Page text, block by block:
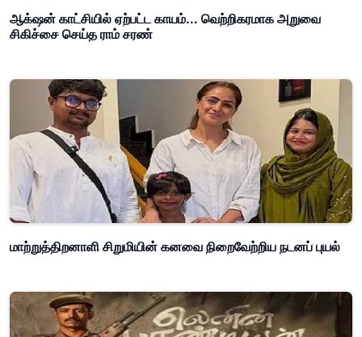
ஆக்‌ஷன் காட்சியில் ஏற்பட்ட காயம்... வெற்றிகரமாக அறுவை
சிகிச்சை செய்த ராம் சரண்
மாற்றுத்திறனாளி சிறுமியின் கனவை நிறைவேற்றிய நடனப் புயல்